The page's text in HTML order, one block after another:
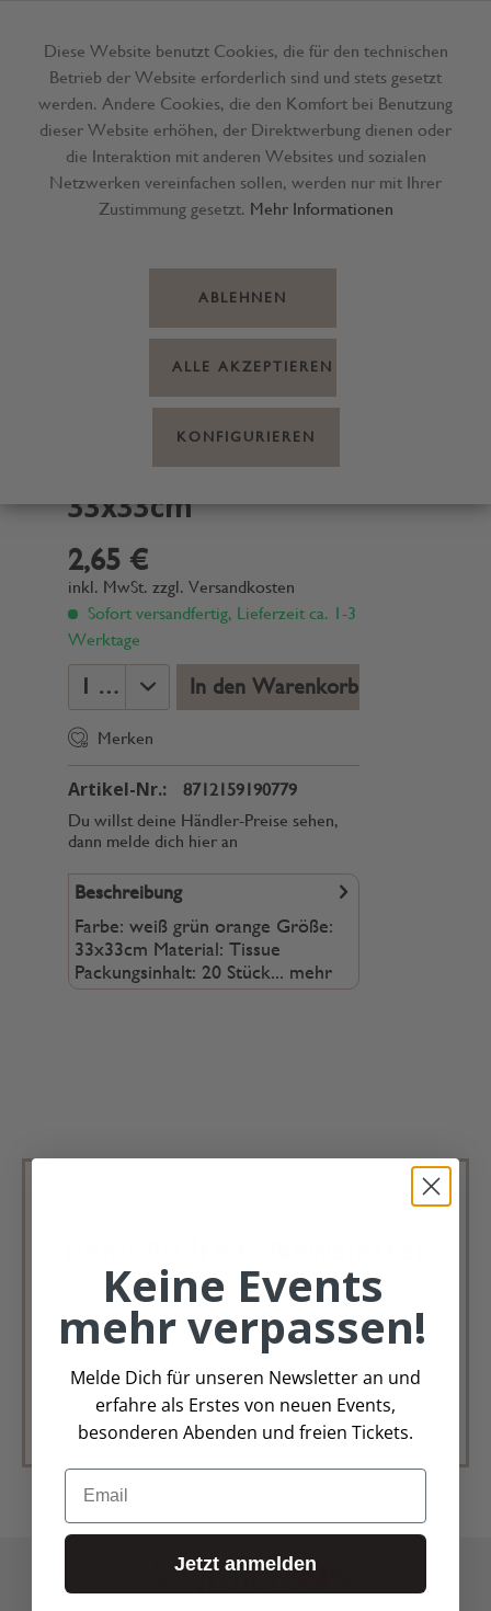
Menü
Serviette Marille
33x33cm
2,65 €
inkl. MwSt. zzgl. Versandkosten
Sofort versandfertig, Lieferzeit ca. 1-3
Werktage
In den Warenkorb
Merken
Artikel-Nr.:
8712159190779
Du willst deine Händler-Preise sehen,
dann melde dich hier an
Beschreibung
Farbe: weiß grün orange Größe:
33x33cm Material: Tissue
Packungsinhalt: 20 Stück... mehr
Immer schön, immer aktuell.
Trag Dich für unseren Newsletter ein &
verpasse keine Angebote mehr
Zur Newsletter Anmeldung
Diese Website benutzt Cookies, die für den technischen
Betrieb der Website erforderlich sind und stets gesetzt
werden. Andere Cookies, die den Komfort bei Benutzung
dieser Website erhöhen, der Direktwerbung dienen oder
die Interaktion mit anderen Websites und sozialen
Netzwerken vereinfachen sollen, werden nur mit Ihrer
Zustimmung gesetzt. Mehr Informationen
ABLEHNEN
ALLE AKZEPTIEREN
KONFIGURIEREN
Keine Events
mehr verpassen!
Melde Dich für unseren Newsletter an und
erfahre als Erstes von neuen Events,
besonderen Abenden und freien Tickets.
Email
Jetzt anmelden